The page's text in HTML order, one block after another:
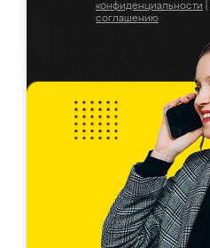
конфиденциальности
соглашению